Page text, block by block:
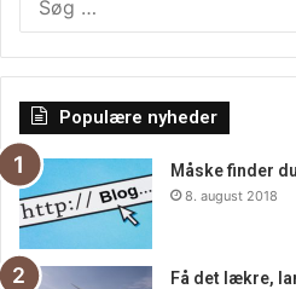
Populære nyheder
Måske finder
8. august 2018
Få det lækre,